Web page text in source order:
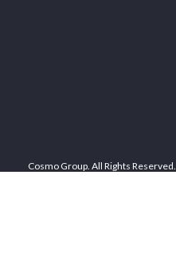
Cosmo Group. All Rights Reserved.